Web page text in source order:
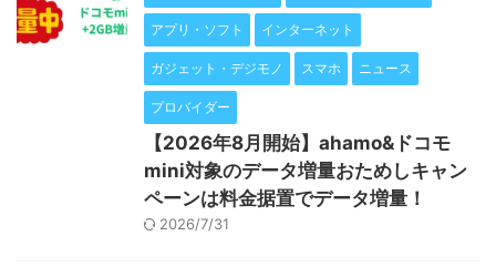
アプリ・ソフト インターネット
ガジェット・デジモノ スマホ ニュース
プロバイダー
【2026年8月開始】ahamo&ドコモ
mini対象のデータ増量おためしキャン
ペーンは料金据置でデータ増量！
2026/7/31